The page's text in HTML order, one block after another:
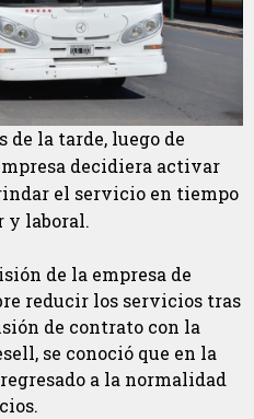
de la tarde, luego de
decidiera activar
el servicio en tiempo
y laboral.
de la empresa de
reducir los servicios tras
de contrato con la
se conoció que en la
a la normalidad